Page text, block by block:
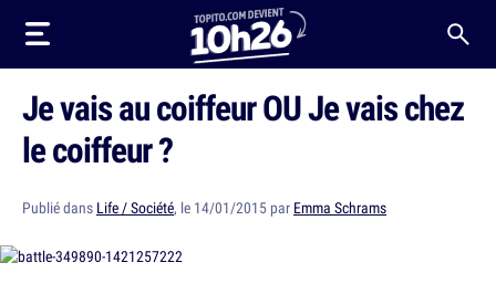
Je vais au coiffeur OU Je vais chez
le coiffeur ?
Publié dans Life / Société, le 14/01/2015 par Emma Schrams